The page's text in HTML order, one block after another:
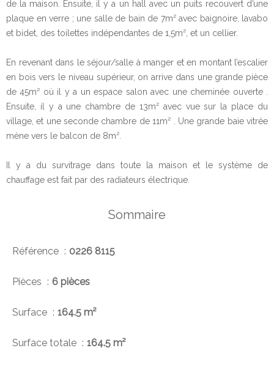
de la maison. Ensuite, il y a un hall avec un puits recouvert d’une
plaque en verre ; une salle de bain de 7m² avec baignoire, lavabo
et bidet, des toilettes indépendantes de 1,5m², et un cellier.
En revenant dans le séjour/salle à manger et en montant l’escalier
en bois vers le niveau supérieur, on arrive dans une grande pièce
de 45m² où il y a un espace salon avec une cheminée ouverte .
Ensuite, il y a une chambre de 13m² avec vue sur la place du
village, et une seconde chambre de 11m² . Une grande baie vitrée
mène vers le balcon de 8m².
Il y a du survitrage dans toute la maison et le système de
chauffage est fait par des radiateurs électrique.
Sommaire
Référence 0226 8115
Pièces 6 pièces
Surface 164.5 m²
Surface totale 164.5 m²